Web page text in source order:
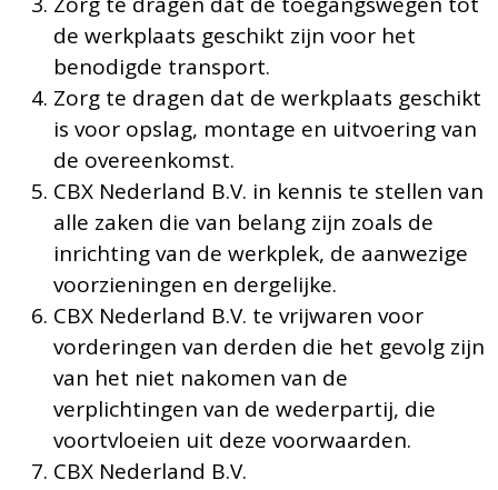
de werkplaats geschikt zijn voor het
benodigde transport.
Zorg te dragen dat de werkplaats geschikt
is voor opslag, montage en uitvoering van
de overeenkomst.
CBX Nederland B.V. in kennis te stellen van
alle zaken die van belang zijn zoals de
inrichting van de werkplek, de aanwezige
voorzieningen en dergelijke.
CBX Nederland B.V. te vrijwaren voor
vorderingen van derden die het gevolg zijn
van het niet nakomen van de
verplichtingen van de wederpartij, die
voortvloeien uit deze voorwaarden.
CBX Nederland B.V.